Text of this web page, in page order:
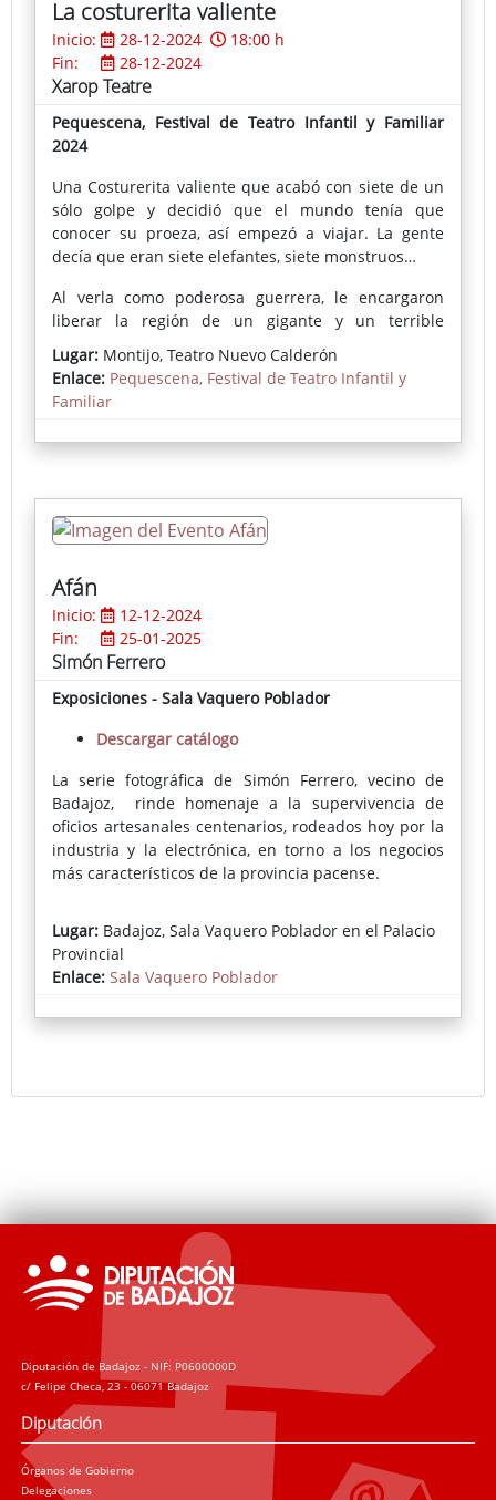
naufragios, búsquedas de tesoros, miedos,
emociones, mapas, piratas, corsarios, personajes
extraños, torreones encantados, trampas,
fanfarrones, aves misteriosas, serpientes enormes,
peces gigantes, mares de basura.
La costurerita valiente
Inicio: 28-12-2024
18:00 h
Fin:
28-12-2024
Xarop Teatre
Pequescena, Festival de Teatro Infantil y Familiar
2024
Una Costurerita valiente que acabó con siete de un
sólo golpe y decidió que el mundo tenía que
conocer su proeza, así empezó a viajar. La gente
decía que eran siete elefantes, siete monstruos…
Al verla como poderosa guerrera, le encargaron
liberar la región de un gigante y un terrible
cambio, recibiría una fortuna y otras cosas por
descubrir.
consiguiendo la mejor de las recompensas, aunque
Lugar: Montijo, Teatro Nuevo Calderón
Enlace: Pequescena, Festival de Teatro Infantil y
Familiar
Afán
Inicio:
12-12-2024
Fin:
25-01-2025
Simón Ferrero
Exposiciones - Sala Vaquero Poblador
Descargar catálogo
La serie fotográfica de Simón Ferrero, vecino de
Badajoz, rinde homenaje a la supervivencia de
oficios artesanales centenarios, rodeados hoy por la
industria y la electrónica, en torno a los negocios
más característicos de la provincia pacense.
que emociona por su belleza y su plasticidad, por
un uso exquisito de la luz y por su audaz
acercamiento a ciertas tendencias de la pintura
especialmente). Un resultado que invita a la
manos de artesanos de distintos sectores.
Lugar: Badajoz, Sala Vaquero Poblador en el Palacio
Provincial
Enlace: Sala Vaquero Poblador
Diputación de Badajoz - NIF: P0600000D
c/ Felipe Checa, 23 - 06071 Badajoz
Diputación
Órganos de Gobierno
Delegaciones